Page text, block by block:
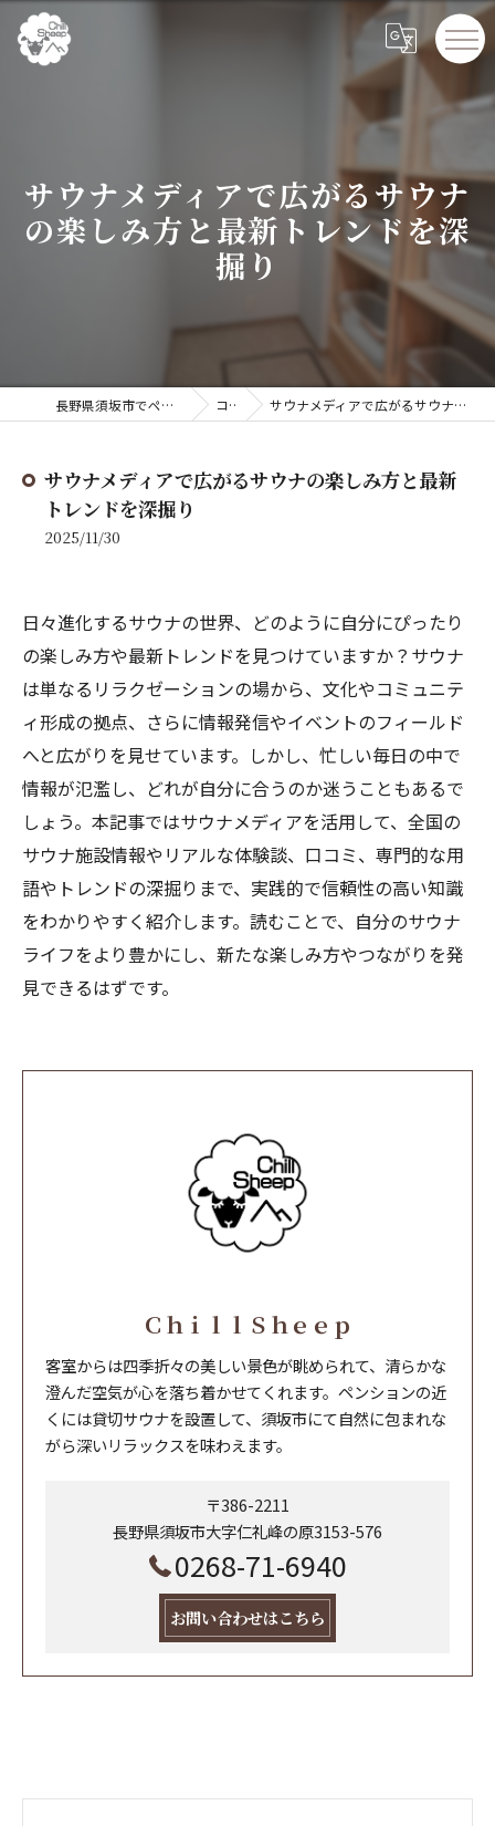
サウナメディアで広がるサウナ
の楽しみ方と最新トレンドを深
掘り
長野県須坂市でペンションならChillSheep コラム サウナメディアで広がるサウナの楽しみ方と最新トレンドを深掘り
サウナメディアで広がるサウナの楽しみ方と最新
トレンドを深掘り
2025/11/30
日々進化するサウナの世界、どのように自分にぴったり
の楽しみ方や最新トレンドを見つけていますか？サウナ
は単なるリラクゼーションの場から、文化やコミュニテ
ィ形成の拠点、さらに情報発信やイベントのフィールド
へと広がりを見せています。しかし、忙しい毎日の中で
情報が氾濫し、どれが自分に合うのか迷うこともあるで
しょう。本記事ではサウナメディアを活用して、全国の
サウナ施設情報やリアルな体験談、口コミ、専門的な用
語やトレンドの深掘りまで、実践的で信頼性の高い知識
をわかりやすく紹介します。読むことで、自分のサウナ
ライフをより豊かにし、新たな楽しみ方やつながりを発
見できるはずです。
ＣｈｉｌｌＳｈｅｅｐ
客室からは四季折々の美しい景色が眺められて、清らかな
澄んだ空気が心を落ち着かせてくれます。ペンションの近
くには貸切サウナを設置して、須坂市にて自然に包まれな
がら深いリラックスを味わえます。
〒386-2211
長野県須坂市大字仁礼峰の原3153-576
0268-71-6940
お問い合わせはこちら